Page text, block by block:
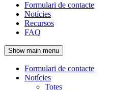
Navegació
principal
de
l'encapçalament
Formulari de contacte
Notícies
Recursos
FAQ
Show main menu
Navegació
Formulari de contacte
Notícies
Totes